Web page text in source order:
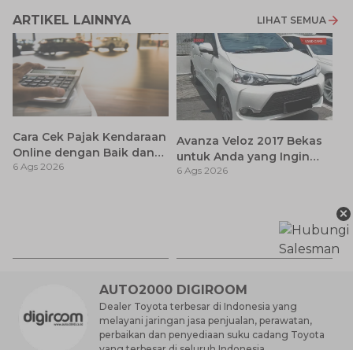
ARTIKEL LAINNYA LIHAT SEMUA
Cara Cek Pajak Kendaraan
Online dengan Baik dan
Benar
6 Ags 2026
Avanza Veloz 2017 Bekas
untuk Anda yang Ingin
MPV Modern
6 Ags 2026
6
AUTO2000 DIGIROOM
Dealer Toyota terbesar di Indonesia yang
melayani jaringan jasa penjualan, perawatan,
perbaikan dan penyediaan suku cadang Toyota
×